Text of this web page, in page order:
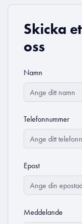
Skicka
oss
Namn
Telefonnummer
Epost
Meddelande